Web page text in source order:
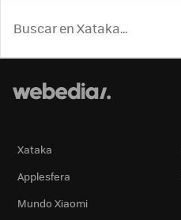
Xataka
Applesfera
Mundo Xiaomi